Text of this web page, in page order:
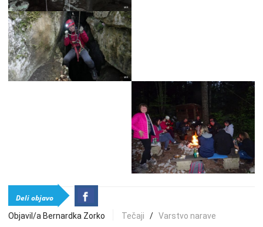
Deli objavo
Objavil/a Bernardka Zorko Tečaji /Varstvo narave